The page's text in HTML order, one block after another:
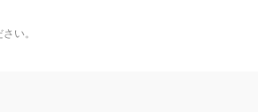
い。